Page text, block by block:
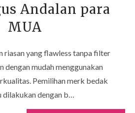
Andalan para
MUA
riasan yang flawless tanpa filter
dengan mudah menggunakan
Pemilihan merk bedak
dengan b…